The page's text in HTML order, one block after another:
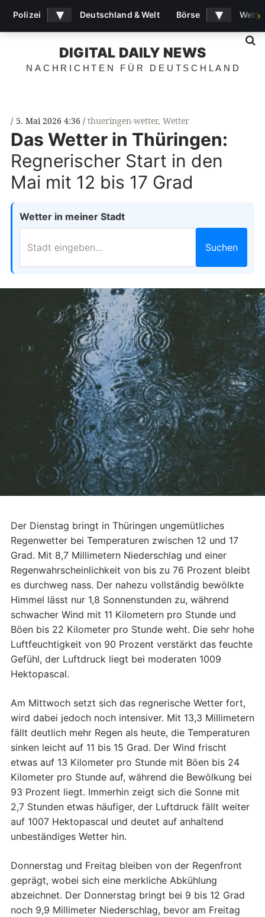
DIGITAL DAILY NEWS
NACHRICHTEN FÜR DEUTSCHLAND
5. Mai 2026 4:36 thueringen-wetter, Wetter
Das Wetter in Thüringen:
Regnerischer Start in den
Mai mit 12 bis 17 Grad
Wetter in meiner Stadt
Suchen
Der Dienstag bringt in Thüringen ungemütliches
Regenwetter bei Temperaturen zwischen 12 und 17
Grad. Mit 8,7 Millimetern Niederschlag und einer
Regenwahrscheinlichkeit von bis zu 76 Prozent bleibt
es durchweg nass. Der nahezu vollständig bewölkte
Himmel lässt nur 1,8 Sonnenstunden zu, während
schwacher Wind mit 11 Kilometern pro Stunde und
Böen bis 22 Kilometer pro Stunde weht. Die sehr hohe
Luftfeuchtigkeit von 90 Prozent verstärkt das feuchte
Gefühl, der Luftdruck liegt bei moderaten 1009
Hektopascal.
Am Mittwoch setzt sich das regnerische Wetter fort,
wird dabei jedoch noch intensiver. Mit 13,3 Millimetern
fällt deutlich mehr Regen als heute, die Temperaturen
sinken leicht auf 11 bis 15 Grad. Der Wind frischt
etwas auf 13 Kilometer pro Stunde mit Böen bis 24
Kilometer pro Stunde auf, während die Bewölkung bei
93 Prozent liegt. Immerhin zeigt sich die Sonne mit
2,7 Stunden etwas häufiger, der Luftdruck fällt weiter
auf 1007 Hektopascal und deutet auf anhaltend
unbeständiges Wetter hin.
Donnerstag und Freitag bleiben von der Regenfront
geprägt, wobei sich eine merkliche Abkühlung
abzeichnet. Der Donnerstag bringt bei 9 bis 12 Grad
noch 9,9 Millimeter Niederschlag, bevor am Freitag
Polizei ▾ Deutschland & Welt Börse ▾ ›